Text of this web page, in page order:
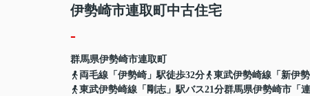
伊勢崎市連取町中古住宅
-
群馬県伊勢崎市連取町
両毛線「伊勢崎」駅徒歩32分
東武伊勢崎線「新伊
東武伊勢崎線「剛志」駅バス21分群馬県伊勢崎市「